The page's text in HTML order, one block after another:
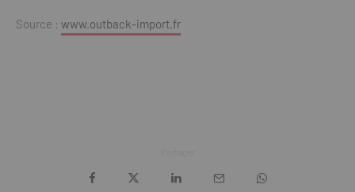
Source : www.outback-import.fr